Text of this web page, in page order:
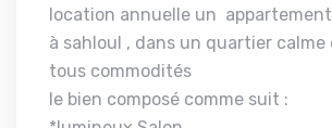
location annuelle un
à sahloul , dans un quartier calme
tous commodités
le bien composé comme suit :